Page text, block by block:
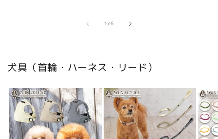
1/の
6
犬具（首輪・ハーネス・リード）